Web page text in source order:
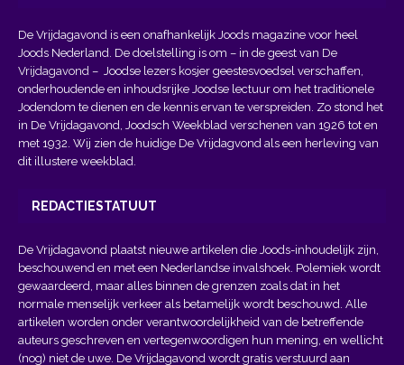
De Vrijdagavond is een onafhankelijk Joods magazine voor heel
Joods Nederland. De doelstelling is om – in de geest van De
Vrijdagavond – Joodse lezers kosjer geestesvoedsel verschaffen,
onderhoudende en inhoudsrijke Joodse lectuur om het traditionele
Jodendom te dienen en de kennis ervan te verspreiden. Zo stond het
in De Vrijdagavond, Joodsch Weekblad verschenen van 1926 tot en
met 1932. Wij zien de huidige De Vrijdagvond als een herleving van
dit illustere weekblad.
REDACTIESTATUUT
De Vrijdagavond plaatst nieuwe artikelen die Joods-inhoudelijk zijn,
beschouwend en met een Nederlandse invalshoek. Polemiek wordt
gewaardeerd, maar alles binnen de grenzen zoals dat in het
normale menselijk verkeer als betamelijk wordt beschouwd. Alle
artikelen worden onder verantwoordelijkheid van de betreffende
auteurs geschreven en vertegenwoordigen hun mening, en wellicht
(nog) niet de uwe. De Vrijdagavond wordt gratis verstuurd aan